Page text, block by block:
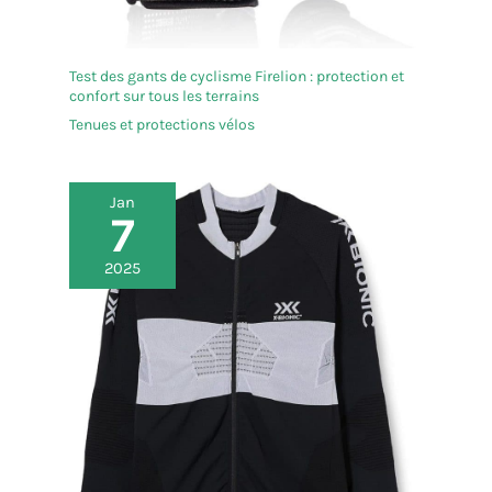
pour fils, père, mari, amis
Test des gants de cyclisme Firelion : protection et
confort sur tous les terrains
Tenues et protections vélos
Jan
7
2025